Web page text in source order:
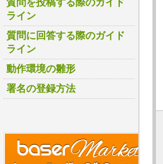
ライン
質問に回答する際のガイド
ライン
動作環境の雛形
署名の登録方法